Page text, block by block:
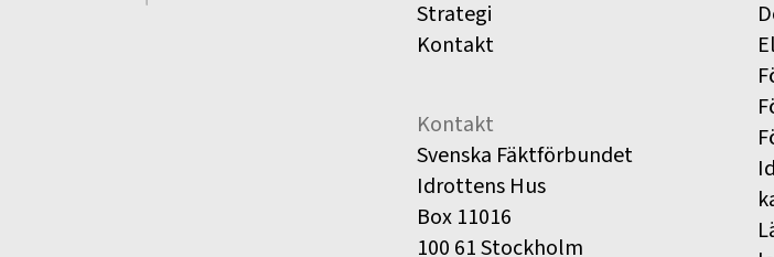
Strategi
Kontakt
Kontakt
Svenska Fäktförbundet
Idrottens Hus
Box 11016
100 61 Stockholm